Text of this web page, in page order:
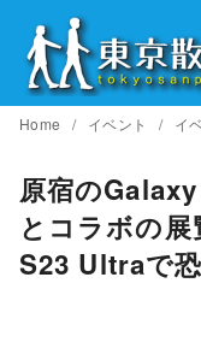
ンHome イベント イ
原宿の
とコラボの
S23 Ultraで